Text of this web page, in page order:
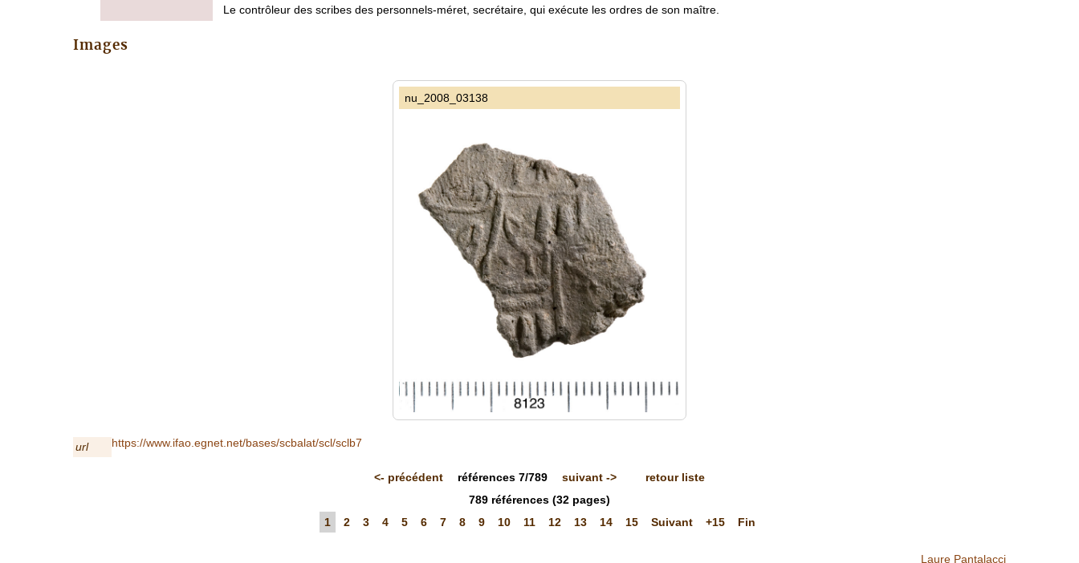
Le contrôleur des scribes des personnels-méret, secrétaire, qui exécute les ordres de son maître.
Images
nu_2008_03138
url https://www.ifao.egnet.net/bases/scbalat/scl/sclb7
<- précédent références 7/789 suivant ->
retour liste
789 références (32 pages)
1
2 3 4 5 6 7 8 9 10 11 12 13 14 15 Suivant +15 Fin
Laure Pantalacci